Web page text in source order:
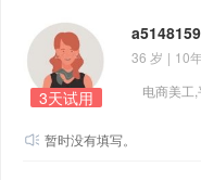
3天试用
36 岁 | 10
电商美工
暂时没有填写。